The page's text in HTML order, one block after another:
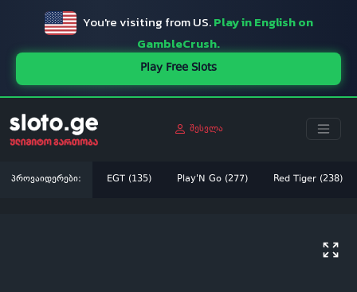
You're visiting from US.Play in English on
GambleCrush.
Play Free Slots
შესვლა
პროვაიდერები: EGT (135) Play'N Go (277) Red Tiger (238)